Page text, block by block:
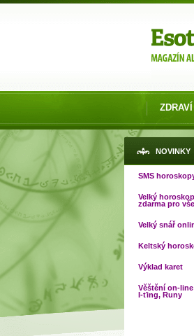
ZDRAVÍ
NOVINKY
SMS
Velký
zdarma pro
Velký snář
Keltský
Výklad karet
Věštění on-
I-ťing, Runy